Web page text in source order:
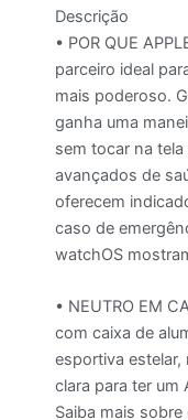
Descrição
• POR QUE
parceiro ideal
mais poderoso.
ganha uma
sem tocar na
avançados de
oferecem
caso de
watchOS
• NEUTRO EM
com caixa de
esportiva
clara para ter um
Saiba mais